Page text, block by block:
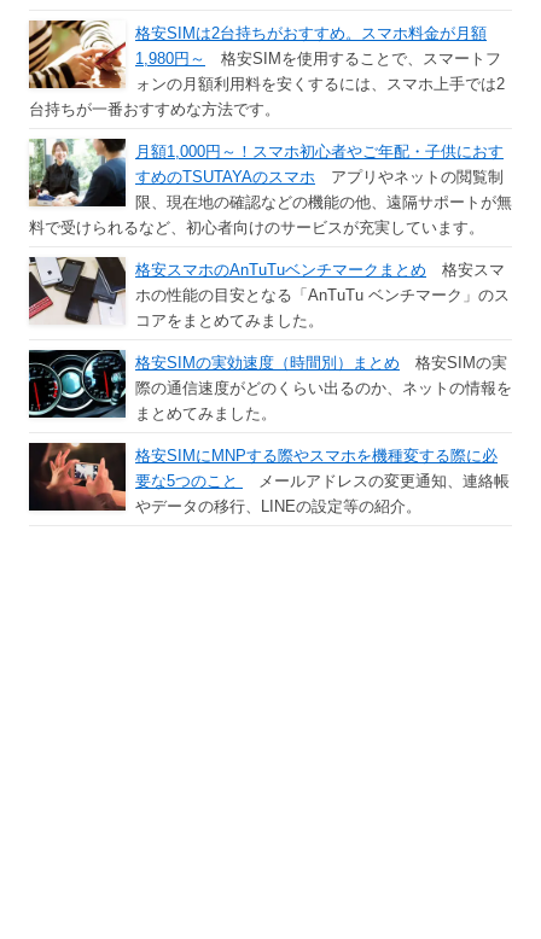
格安SIMは2台持ちがおすすめ。スマホ料金が月額
1,980円～
格安SIMを使用することで、スマートフ
ォンの月額利用料を安くするには、スマホ上手では2
台持ちが一番おすすめな方法です。
月額1,000円～！スマホ初心者やご年配・子供におす
すめのTSUTAYAのスマホ アプリやネットの閲覧制
限、現在地の確認などの機能の他、遠隔サポートが無
料で受けられるなど、初心者向けのサービスが充実しています。
格安スマホのAnTuTuベンチマークまとめ 格安スマ
ホの性能の目安となる「AnTuTu ベンチマーク」のス
コアをまとめてみました。
格安SIMの実効速度（時間別）まとめ 格安SIMの実
際の通信速度がどのくらい出るのか、ネットの情報を
まとめてみました。
格安SIMにMNPする際やスマホを機種変する際に必
要な5つのこと
メールアドレスの変更通知、連絡帳
やデータの移行、LINEの設定等の紹介。